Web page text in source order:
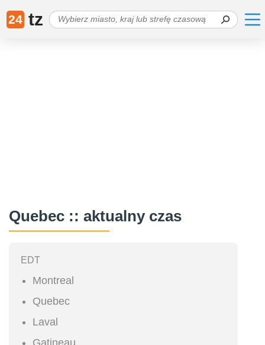
24 tz
Quebec :: aktualny czas
EDT
Montreal
Quebec
Laval
Gatineau